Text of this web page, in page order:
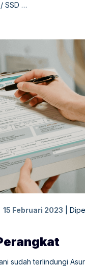
SSD …
15 Februari 2023
sudah terlindungi